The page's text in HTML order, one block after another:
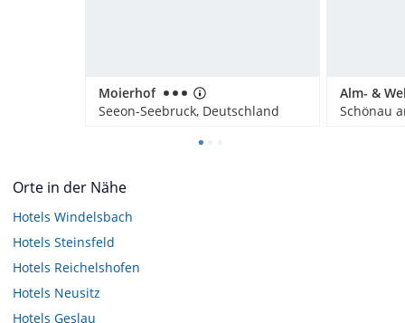
Moierhof
Seeon-Seebruck, Deutschland
Orte in der Nähe
Hotels Windelsbach
Hotels Steinsfeld
Hotels Reichelshofen
Hotels Neusitz
Hotels Geslau